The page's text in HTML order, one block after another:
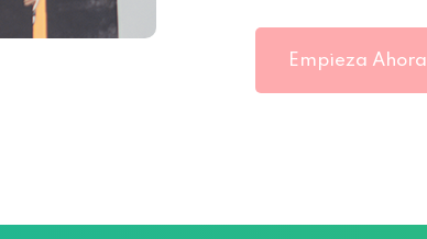
Empieza Ahora